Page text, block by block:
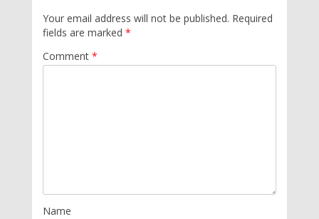
Your email address will not be published. Required
fields are marked *
Comment *
Name